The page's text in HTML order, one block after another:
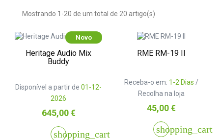
Mostrando 1-20 de um total de 20 artigo(s)
Novo
Heritage Audio Mix
Buddy
Disponível a partir de 01-12-
2026
Preço
645,00 €
shopping_cart
RME RM-19 II
Receba-o em: 1-2 Dias /
Recolha na loja
Preço
45,00 €
shopping_cart